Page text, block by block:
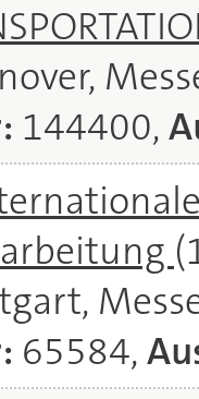
144400,
65584,